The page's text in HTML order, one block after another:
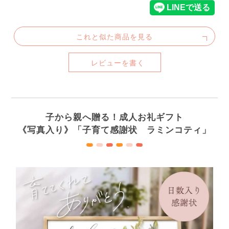
これと似た商品を見る
レビューを書く
子から親へ贈る！成人お礼ギフト
《写真入り》「子育て感謝状 ラミンコティ」